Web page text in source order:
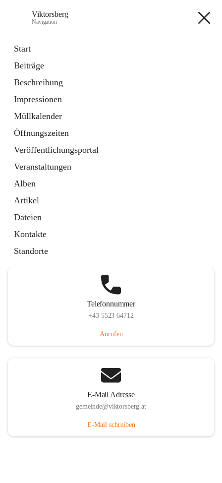
Viktorsberg
Navigation
Start
Beiträge
Beschreibung
Impressionen
Müllkalender
Öffnungszeiten
Veröffentlichungsportal
Veranstaltungen
Alben
Artikel
Dateien
Kontakte
Standorte
1 Schnellzugriff
Bürgerservice
10 Schnellzugriffe
Telefonnummer
+43 5523 64712
Anrufen
E-Mail Adresse
gemeinde@viktorsberg.at
E-Mail schreiben